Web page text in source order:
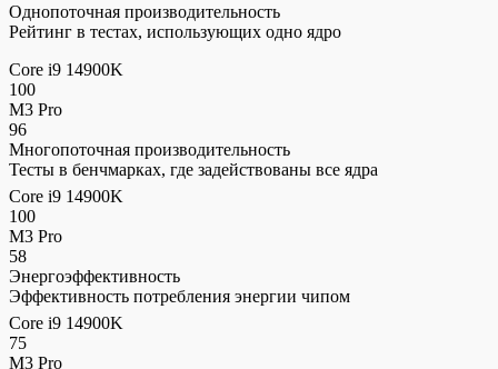
Однопоточная производительность
Рейтинг в тестах, использующих одно ядро
Core i9 14900K
100
M3 Pro
96
Многопоточная производительность
Тесты в бенчмарках, где задействованы все ядра
Core i9 14900K
100
M3 Pro
58
Энергоэффективность
Эффективность потребления энергии чипом
Core i9 14900K
75
M3 Pro